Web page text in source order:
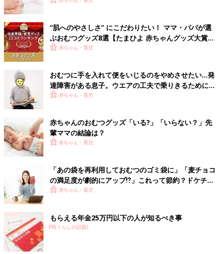
“肌へのやさしさ” にこだわりたい！ ママ・パパが選
ぶおむつグッズ8選【たまひよ 赤ちゃんグッズ大賞
2026】
赤ちゃん・育児
おむつに手を入れて便をいじるのをやめさせたい…発
達障害がある息子。ウエアの工夫で乗りきるために
【体験談】
赤ちゃん・育児
赤ちゃんのおむつグッズ「いる?」「いらない？」先
輩ママの結論は？
赤ちゃん・育児
「あの袋を再利用しておむつのゴミ袋に」「麦チョコ
の満足度が劇的にアップ⁉」これって節約？ドケチ？
ちょっと笑える節約エピソード
赤ちゃん・育児
もらえる年金25万円以下の人が知るべき事
PR(くらしの話題)